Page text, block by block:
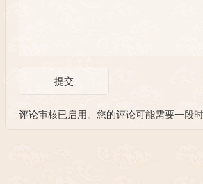
提交
评论审核已启用。您的评论可能需要一段时